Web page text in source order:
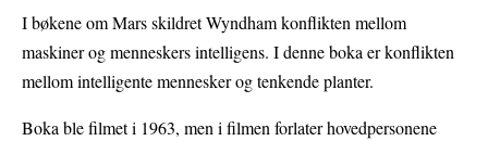
I bøkene om Mars skildret Wyndham konflikten mellom
maskiner og menneskers intelligens. I denne boka er konflikten
mellom intelligente mennesker og tenkende planter.
Boka ble filmet i 1963, men i filmen forlater hovedpersonene